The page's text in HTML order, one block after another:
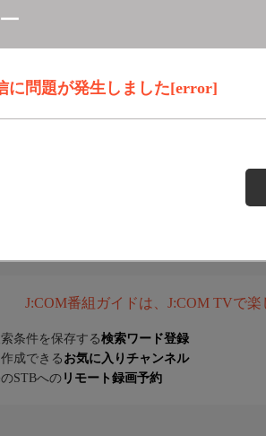
に問題が発生しました[error]
J:COM番組ガイドは、J:COM TVで
条件を保存する検索ワード登録
成できる お気に入りチャンネル
STBへの リモート録画予約